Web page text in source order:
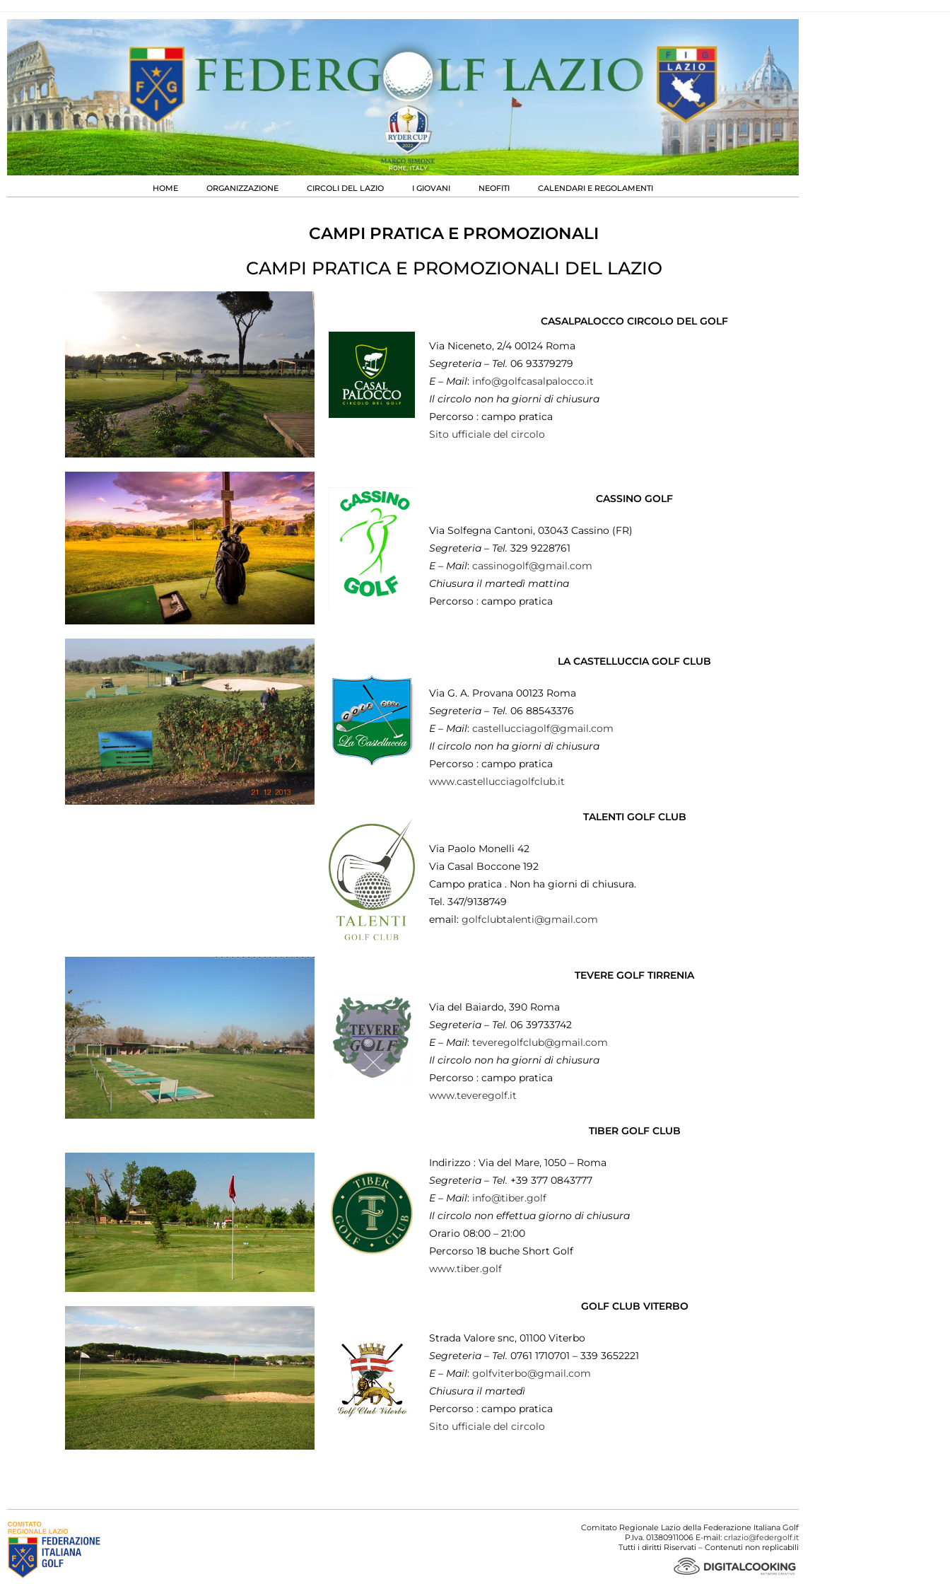
HOME ORGANIZZAZIONE CIRCOLI DEL LAZIO I GIOVANI NEOFITI CALENDARI E REGOLAMENTI
CAMPI PRATICA E PROMOZIONALI
CAMPI PRATICA E PROMOZIONALI DEL LAZIO
CASALPALOCCO CIRCOLO DEL GOLF
Via Niceneto, 2/4 00124 Roma
Segreteria – Tel. 06 93379279
E – Mail: info@golfcasalpalocco.it
Il circolo non ha giorni di chiusura
Percorso : campo pratica
Sito ufficiale del circolo
CASSINO GOLF
Via Solfegna Cantoni, 03043 Cassino (FR)
Segreteria – Tel. 329 9228761
E – Mail:cassinogolf@gmail.com
Chiusura il martedì mattina
Percorso : campo pratica
LA CASTELLUCCIA GOLF CLUB
Via G. A. Provana 00123 Roma
Segreteria – Tel. 06 88543376
E – Mail:castellucciagolf@gmail.com
Il circolo non ha giorni di chiusura
Percorso : campo pratica
www.castellucciagolfclub.it
TALENTI GOLF CLUB
Via Paolo Monelli 42
Via Casal Boccone 192
Campo pratica . Non ha giorni di chiusura.
Tel. 347/9138749
email:golfclubtalenti@gmail.com
TEVERE GOLF TIRRENIA
Via del Baiardo, 390 Roma
Segreteria – Tel. 06 39733742
E – Mail:teveregolfclub@gmail.com
Il circolo non ha giorni di chiusura
Percorso : campo pratica
www.teveregolf.it
TIBER GOLF CLUB
Indirizzo : Via del Mare, 1050 – Roma
Segreteria – Tel. +39 377 0843777
E – Mail: info@tiber.golf
Il circolo non effettua giorno di chiusura
Orario 08:00 – 21:00
Percorso 18 buche Short Golf
www.tiber.golf
GOLF CLUB VITERBO
Strada Valore snc, 01100 Viterbo
Segreteria – Tel. 0761 1710701 – 339 3652221
E – Mail:golfviterbo@gmail.com
Chiusura il martedì
Percorso : campo pratica
Sito ufficiale del circolo
Comitato Regionale Lazio della Federazione Italiana Golf
P.Iva. 01380911006 E-mail: crlazio@federgolf.it
Tutti i diritti Riservati – Contenuti non replicabili